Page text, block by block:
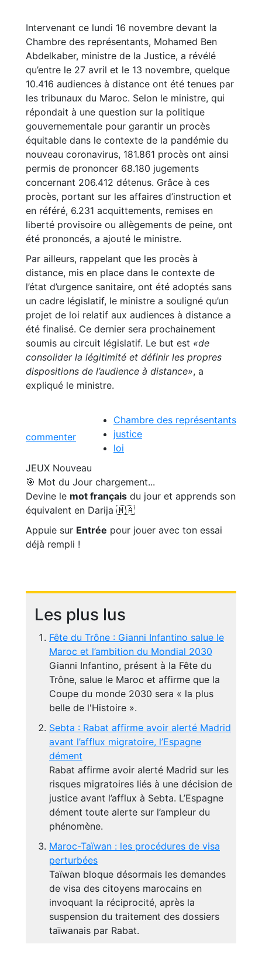
Intervenant ce lundi 16 novembre devant la
Chambre des représentants, Mohamed Ben
Abdelkaber, ministre de la Justice, a révélé
qu’entre le 27 avril et le 13 novembre, quelque
10.416 audiences à distance ont été tenues par
les tribunaux du Maroc. Selon le ministre, qui
répondait à une question sur la politique
gouvernementale pour garantir un procès
équitable dans le contexte de la pandémie du
nouveau coronavirus, 181.861 procès ont ainsi
permis de prononcer 68.180 jugements
concernant 206.412 détenus. Grâce à ces
procès, portant sur les affaires d’instruction et
en référé, 6.231 acquittements, remises en
liberté provisoire ou allègements de peine, ont
été prononcés, a ajouté le ministre.
Par ailleurs, rappelant que les procès à
distance, mis en place dans le contexte de
l’état d’urgence sanitaire, ont été adoptés sans
un cadre législatif, le ministre a souligné qu’un
projet de loi relatif aux audiences à distance a
été finalisé. Ce dernier sera prochainement
soumis au circuit législatif. Le but est «de
consolider la légitimité et définir les propres
dispositions de l’audience à distance», a
expliqué le ministre.
commenter
Chambre des représentants
justice
loi
JEUX Nouveau
🎯 Mot du Jour chargement...
Devine le mot français du jour et apprends son
équivalent en Darija 🇲🇦
Appuie sur Entrée pour jouer avec ton essai
déjà rempli !
Les plus lus
Fête du Trône : Gianni Infantino salue le
Maroc et l’ambition du Mondial 2030
Gianni Infantino, présent à la Fête du
Trône, salue le Maroc et affirme que la
Coupe du monde 2030 sera « la plus
belle de l'Histoire ».
Sebta : Rabat affirme avoir alerté Madrid
avant l’afflux migratoire, l’Espagne
dément
Rabat affirme avoir alerté Madrid sur les
risques migratoires liés à une décision de
justice avant l’afflux à Sebta. L’Espagne
dément toute alerte sur l’ampleur du
phénomène.
Maroc-Taïwan : les procédures de visa
perturbées
Taïwan bloque désormais les demandes
de visa des citoyens marocains en
invoquant la réciprocité, après la
suspension du traitement des dossiers
taïwanais par Rabat.